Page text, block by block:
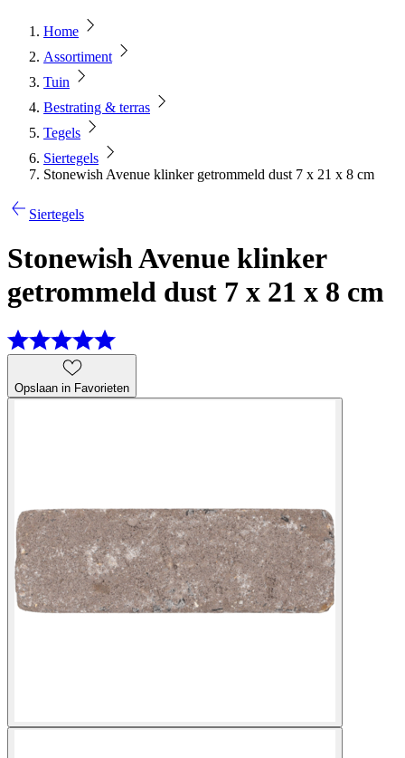
Home
Assortiment
Tuin
Bestrating & terras
Tegels
Siertegels
Stonewish Avenue klinker getrommeld dust 7 x 21 x 8 cm
Siertegels
Stonewish Avenue klinker
getrommeld dust 7 x 21 x 8 cm
Opslaan in Favorieten